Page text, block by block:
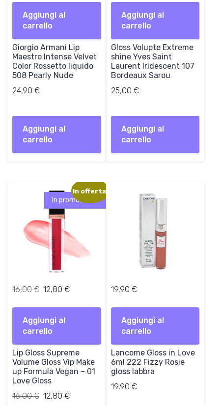
Aggiungi al
carrello
Giorgio Armani Lip
Maestro Intense Velvet
Color Rossetto liquido
508 Pearly Nude
24,90 €
Aggiungi al
carrello
Aggiungi al
carrello
Gloss Volupte Extreme
shine Yves Saint
Laurent Iridescent 107
Bordeaux Sarou
25,00 €
Aggiungi al
carrello
In promozione!
In offerta!
16,00€ I
p
r
e
z
z
o
o
r
i
12,80 €
p
z
z
o
a
Aggiungi al
carrello
Lip Gloss Supreme
Volume Gloss Vip Make
up Formula Vegan – 01
Love Gloss
16,00€ Il
12,80 €
19,90 €
Aggiungi al
carrello
Lancome Gloss in Love
6ml 222 Fizzy Rosie
gloss labbra
19,90 €